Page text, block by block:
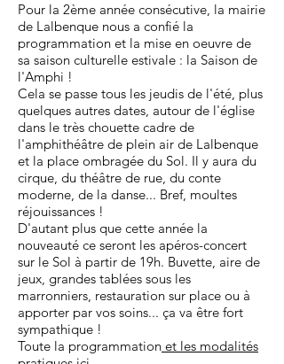
Pour la 2ème année consécutive, la mairie
de Lalbenque nous a confié la
programmation et la mise en oeuvre de
sa saison culturelle estivale : la Saison de
l'Amphi !
Cela se passe tous les jeudis de l'été, plus
quelques autres dates, autour de l'église
dans le très chouette cadre de
l'amphithéâtre de plein air de Lalbenque
et la place ombragée du Sol. Il y aura du
cirque, du théâtre de rue, du conte
moderne, de la danse... Bref, moultes
réjouissances !
D'autant plus que cette année la
nouveauté ce seront les apéros-concert
sur le Sol à partir de 19h. Buvette, aire de
jeux, grandes tablées sous les
marronniers, restauration sur place ou à
apporter par vos soins... ça va être fort
sympathique !
Toute la programmation et les modalités